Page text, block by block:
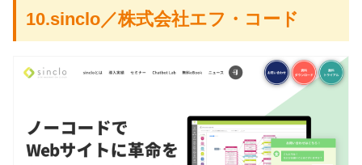
10.sinclo／株式会社エフ・コード